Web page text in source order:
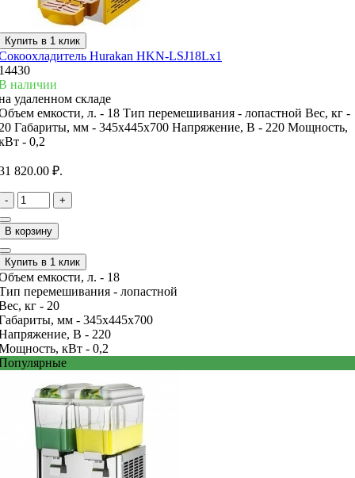
Купить в 1 клик
Hurakan HKN-LSJ18Lx1
наличии
удаленном складе
емкости, л. - 18 Тип перемешивания - лопастной Вес, кг -
Габариты, мм - 345x445x700 Напряжение, В - 220 Мощность,
- 0,2
820.00 ₽.
- +
В корзину
Купить в 1 клик
емкости, л. - 18
перемешивания - лопастной
кг - 20
мм - 345x445x700
В - 220
кВт - 0,2